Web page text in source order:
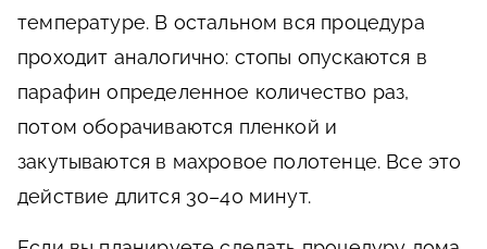
температуре. В остальном вся процедура
проходит аналогично: стопы опускаются в
парафин определенное количество раз,
потом оборачиваются пленкой и
закутываются в махровое полотенце. Все это
действие длится 30–40 минут.